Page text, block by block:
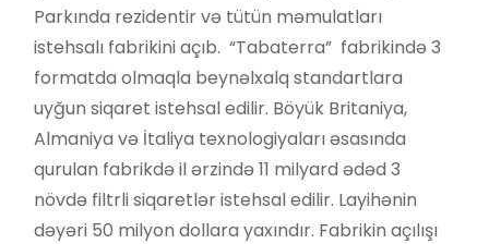
Parkında rezidentir və tütün məmulatları
istehsalı fabrikini açıb. “Tabaterra” fabrikində 3
formatda olmaqla beynəlxalq standartlara
uyğun siqaret istehsal edilir. Böyük Britaniya,
Almaniya və İtaliya texnologiyaları əsasında
qurulan fabrikdə il ərzində 11 milyard ədəd 3
növdə filtrli siqaretlər istehsal edilir. Layihənin
dəyəri 50 milyon dollara yaxındır. Fabrikin açılışı